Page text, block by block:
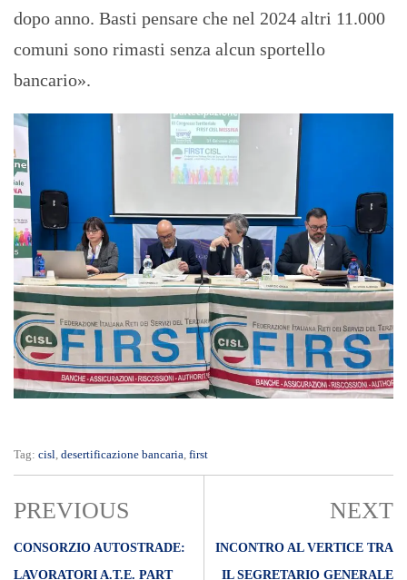
dopo anno. Basti pensare che nel 2024 altri 11.000
comuni sono rimasti senza alcun sportello
bancario».
Tag: cisl desertificazione bancaria first
PREVIOUS
CONSORZIO AUTOSTRADE:
LAVORATORI A.T.E. PART
NEXT
INCONTRO AL VERTICE TRA
IL SEGRETARIO GENERALE